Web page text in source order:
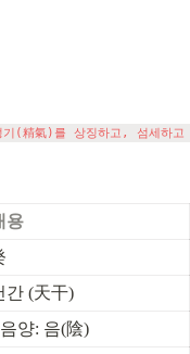
氣)를 상징하고, 섬세하고
용
간 (天干)
음양: 음(陰)